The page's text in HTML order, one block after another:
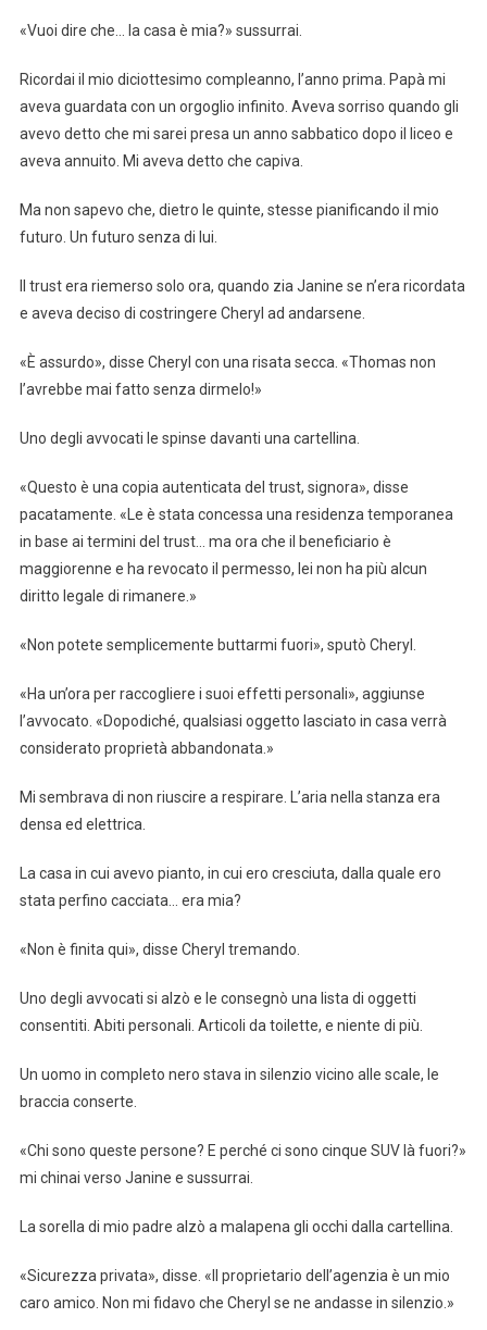
«Vuoi dire che… la casa è mia?» sussurrai.
Ricordai il mio diciottesimo compleanno, l’anno prima. Papà mi
aveva guardata con un orgoglio infinito. Aveva sorriso quando gli
avevo detto che mi sarei presa un anno sabbatico dopo il liceo e
aveva annuito. Mi aveva detto che capiva.
Ma non sapevo che, dietro le quinte, stesse pianificando il mio
futuro. Un futuro senza di lui.
Il trust era riemerso solo ora, quando zia Janine se n’era ricordata
e aveva deciso di costringere Cheryl ad andarsene.
«È assurdo», disse Cheryl con una risata secca. «Thomas non
l’avrebbe mai fatto senza dirmelo!»
Uno degli avvocati le spinse davanti una cartellina.
«Questo è una copia autenticata del trust, signora», disse
pacatamente. «Le è stata concessa una residenza temporanea
in base ai termini del trust… ma ora che il beneficiario è
maggiorenne e ha revocato il permesso, lei non ha più alcun
diritto legale di rimanere.»
«Non potete semplicemente buttarmi fuori», sputò Cheryl.
«Ha un’ora per raccogliere i suoi effetti personali», aggiunse
l’avvocato. «Dopodiché, qualsiasi oggetto lasciato in casa verrà
considerato proprietà abbandonata.»
Mi sembrava di non riuscire a respirare. L’aria nella stanza era
densa ed elettrica.
La casa in cui avevo pianto, in cui ero cresciuta, dalla quale ero
stata perfino cacciata… era mia?
«Non è finita qui», disse Cheryl tremando.
Uno degli avvocati si alzò e le consegnò una lista di oggetti
consentiti. Abiti personali. Articoli da toilette, e niente di più.
Un uomo in completo nero stava in silenzio vicino alle scale, le
braccia conserte.
«Chi sono queste persone? E perché ci sono cinque SUV là fuori?»
mi chinai verso Janine e sussurrai.
La sorella di mio padre alzò a malapena gli occhi dalla cartellina.
«Sicurezza privata», disse. «Il proprietario dell’agenzia è un mio
caro amico. Non mi fidavo che Cheryl se ne andasse in silenzio.»